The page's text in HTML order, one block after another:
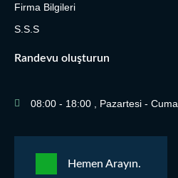
Firma Bilgileri
S.S.S
Randevu oluşturun
08:00 - 18:00 , Pazartesi - Cuma
Hemen Arayın.